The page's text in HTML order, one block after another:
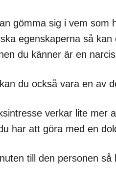
gömma sig i vem som
egenskaperna så
du känner är en
du också vara en av
verkar lite mer
har att göra med en
till den personen